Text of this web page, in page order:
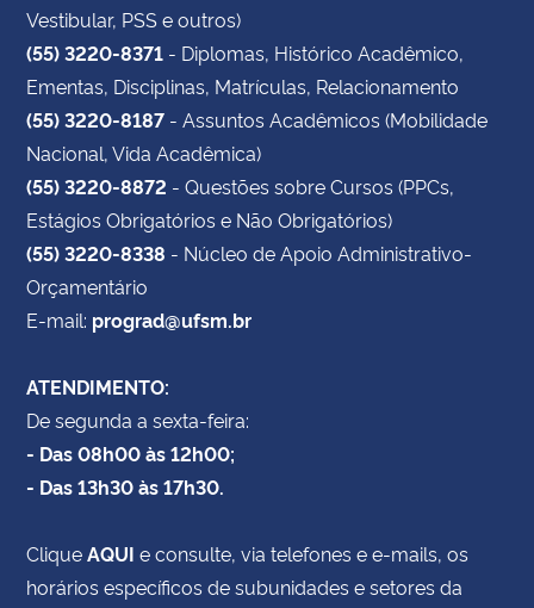
Vestibular, PSS e outros)
(55) 3220-8371 - Diplomas, Histórico Acadêmico,
Ementas, Disciplinas, Matrículas, Relacionamento
(55) 3220-8187 - Assuntos Acadêmicos (Mobilidade
Nacional, Vida Acadêmica)
(55) 3220-8872 - Questões sobre Cursos (PPCs,
Estágios Obrigatórios e Não Obrigatórios)
(55) 3220-8338 - Núcleo de Apoio Administrativo-
Orçamentário
E-mail: prograd@ufsm.br
ATENDIMENTO:
De segunda a sexta-feira:
- Das 08h00 às 12h00;
- Das 13h30 às 17h30.
CliqueAQUI e consulte, via telefones e e-mails, os
horários específicos de subunidades e setores da